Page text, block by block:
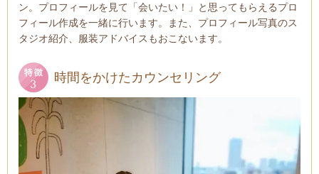
ン。プロフィールを見て
「会いたい！」と思ってもらえるプロ
フィール作成を一緒に行います。また、プロフィール写真のス
タジオ紹介、服装アドバイスもおこないます。
時間をかけたカウンセリング